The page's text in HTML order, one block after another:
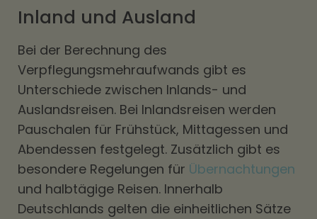
Inland und Ausland
Bei der Berechnung des
Verpflegungsmehraufwands gibt es
Unterschiede zwischen Inlands- und
Auslandsreisen. Bei Inlandsreisen werden
Pauschalen für Frühstück, Mittagessen und
Abendessen festgelegt. Zusätzlich gibt es
besondere Regelungen für Übernachtungen
und halbtägige Reisen. Innerhalb
Deutschlands gelten die einheitlichen Sätze